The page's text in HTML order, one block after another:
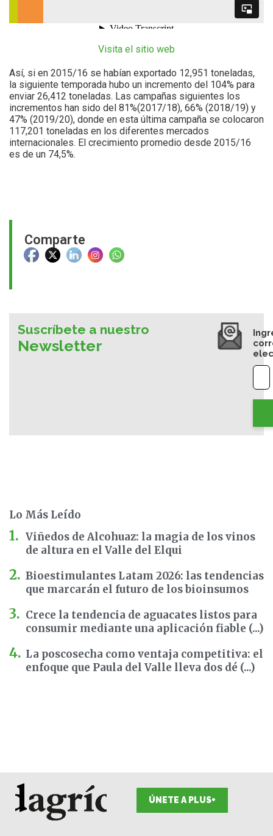
Comparte
Visita el sitio web
Así, si en 2015/16 se habían exportado 12,951 toneladas,
la siguiente temporada hubo un incremento del 104% para
enviar 26,412 toneladas. Las campañas siguientes los
incrementos han sido del 81%(2017/18), 66% (2018/19) y
47% (2019/20), donde en esta última campaña se colocaron
117,201 toneladas en los diferentes mercados
internacionales. El crecimiento promedio desde 2015/16
es de un 74,5%.
Suscríbete a nuestro
Newsletter
Lo Más Leído
Viñedos de Alcohuaz: la magia de los vinos
de altura en el Valle del Elqui
Bioestimulantes Latam 2026: las tendencias
que marcarán el futuro de los bioinsumos
Crece la tendencia de aguacates listos para
consumir mediante una aplicación fiable (...)
La poscosecha como ventaja competitiva: el
enfoque que Paula del Valle lleva dos dé (...)
ÚNETE A PLUS+